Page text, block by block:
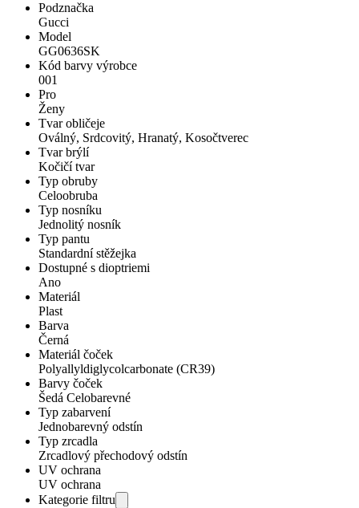
Podznačka
Gucci
Model
GG0636SK
Kód barvy výrobce
001
Pro
Ženy
Tvar obličeje
Oválný, Srdcovitý, Hranatý, Kosočtverec
Tvar brýlí
Kočičí tvar
Typ obruby
Celoobruba
Typ nosníku
Jednolitý nosník
Typ pantu
Standardní stěžejka
Dostupné s dioptriemi
Ano
Materiál
Plast
Barva
Černá
Materiál čoček
Polyallyldiglycolcarbonate (CR39)
Barvy čoček
Šedá Celobarevné
Typ zabarvení
Jednobarevný odstín
Typ zrcadla
Zrcadlový přechodový odstín
UV ochrana
UV ochrana
Kategorie filtru